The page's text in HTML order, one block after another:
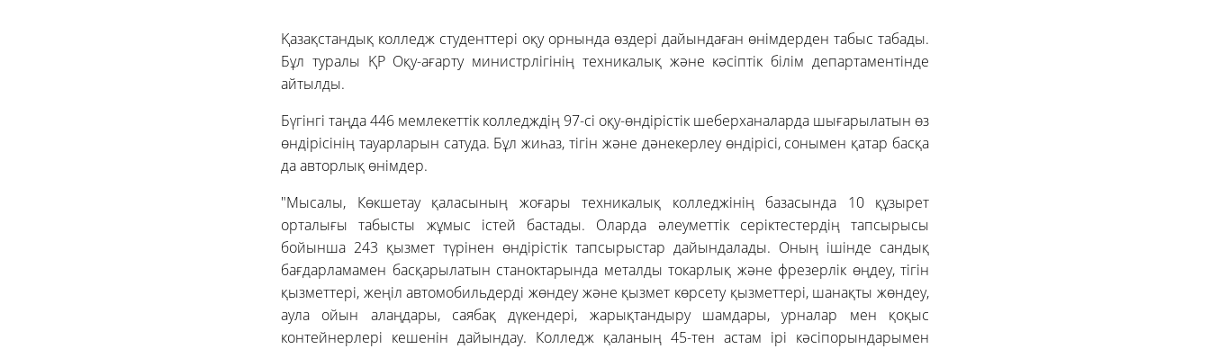
Қазақстандық колледж студенттері оқу орнында өздері дайындаған өнімдерден табыс табады.
Бұл туралы ҚР Оқу-ағарту министрлігінің техникалық және кәсіптік білім департаментінде
айтылды.
Бүгінгі таңда 446 мемлекеттік колледждің 97-сі оқу-өндірістік шеберханаларда шығарылатын өз
өндірісінің тауарларын сатуда. Бұл жиһаз, тігін және дәнекерлеу өндірісі, сонымен қатар басқа
да авторлық өнімдер.
"Мысалы, Көкшетау қаласының жоғары техникалық колледжінің базасында 10 құзырет
орталығы табысты жұмыс істей бастады. Оларда әлеуметтік серіктестердің тапсырысы
бойынша 243 қызмет түрінен өндірістік тапсырыстар дайындалады. Оның ішінде сандық
бағдарламамен басқарылатын станоктарында металды токарлық және фрезерлік өңдеу, тігін
қызметтері, жеңіл автомобильдерді жөндеу және қызмет көрсету қызметтері, шанақты жөндеу,
аула ойын алаңдары, саябақ дүкендері, жарықтандыру шамдары, урналар мен қоқыс
контейнерлері кешенін дайындау. Колледж қаланың 45-тен астам ірі кәсіпорындарымен